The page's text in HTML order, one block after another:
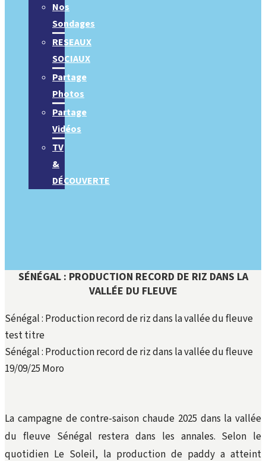
Nos
Sondages
RESEAUX
SOCIAUX
Partage
Photos
Partage
Vidéos
TV
&
DÉCOUVERTE
SÉNÉGAL : PRODUCTION RECORD DE RIZ DANS LA
VALLÉE DU FLEUVE
Sénégal : Production record de riz dans la vallée du fleuve
test titre
Sénégal : Production record de riz dans la vallée du fleuve
19/09/25 Moro
La campagne de contre-saison chaude 2025 dans la vallée
du fleuve Sénégal restera dans les annales. Selon le
quotidien Le Soleil, la production de paddy a atteint